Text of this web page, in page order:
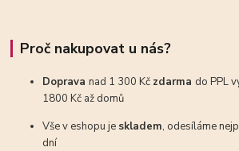
Proč nakupovat u nás?
Dopravanad 1 300 Kč zdarma do PPL
1800 Kč až domů
Vše v eshopu je skladem, odesíláme
dní